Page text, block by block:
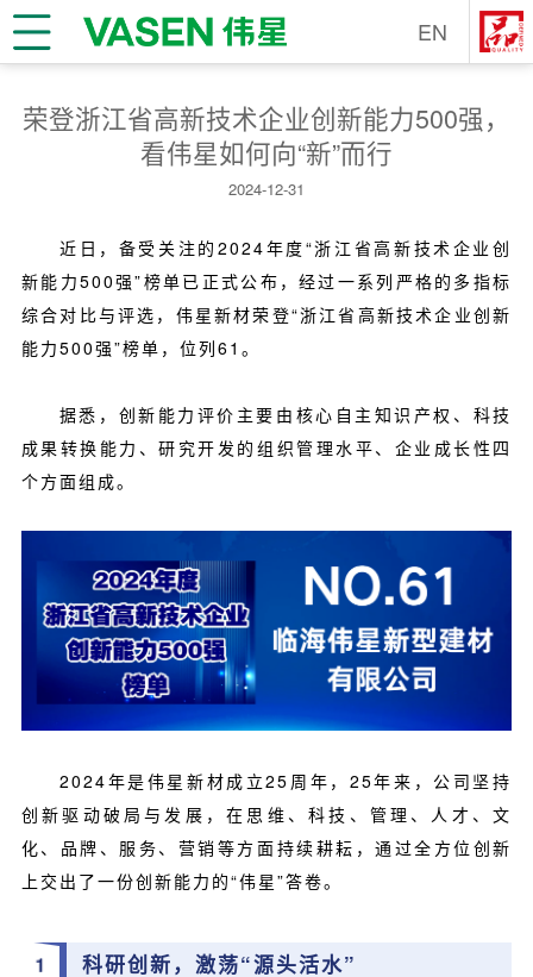
EN
荣登浙江省高新技术企业创新能力500强，
看伟星如何向“新”而行
2024-12-31
近日，备受关注的2024年度“浙江省高新技术企业创
新能力500强”榜单已正式公布，经过一系列严格的多指标
综合对比与评选，伟星新材荣登“浙江省高新技术企业创新
能力500强”榜单，位列61。
据悉，创新能力评价主要由核心自主知识产权、科技
成果转换能力、研究开发的组织管理水平、企业成长性四
个方面组成。
2024年是伟星新材成立25周年，25年来，公司坚持
创新驱动破局与发展，在思维、科技、管理、人才、文
化、品牌、服务、营销等方面持续耕耘，通过全方位创新
上交出了一份创新能力的“伟星”答卷。
1 科研创新，激荡“源头活水”